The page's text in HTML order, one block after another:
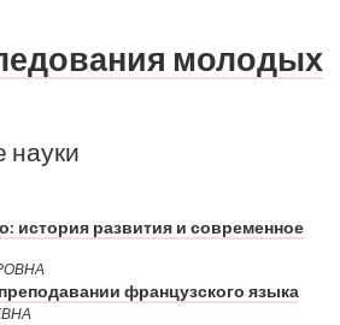
молодых
науки
история развития и современное
французского языка